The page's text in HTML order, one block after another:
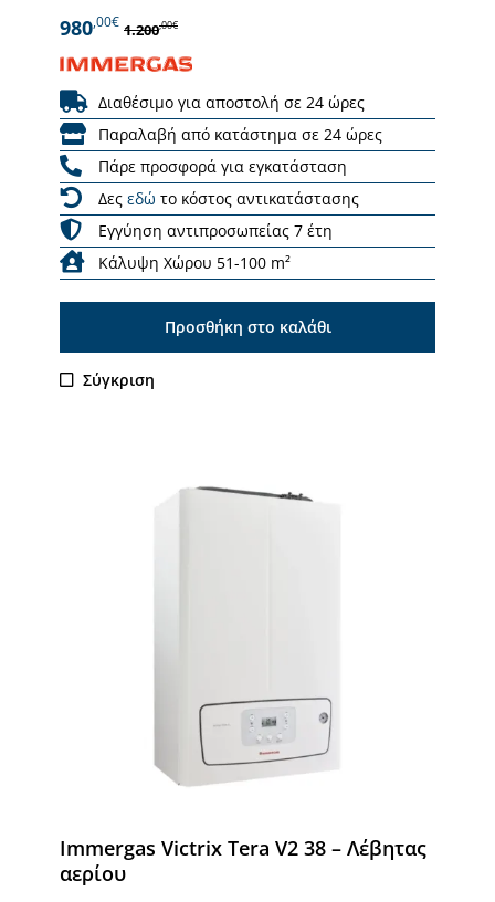
980,00€ 1.200,00€
Διαθέσιμο για αποστολή σε 24 ώρες
Παραλαβή από κατάστημα σε 24 ώρες
Πάρε προσφορά για εγκατάσταση
Δες εδώ το κόστος αντικατάστασης
Εγγύηση αντιπροσωπείας 7 έτη
Κάλυψη Χώρου 51-100 m²
Προσθήκη στο καλάθι
Σύγκριση
Immergas Victrix Tera V2 38 – Λέβητας
αερίου